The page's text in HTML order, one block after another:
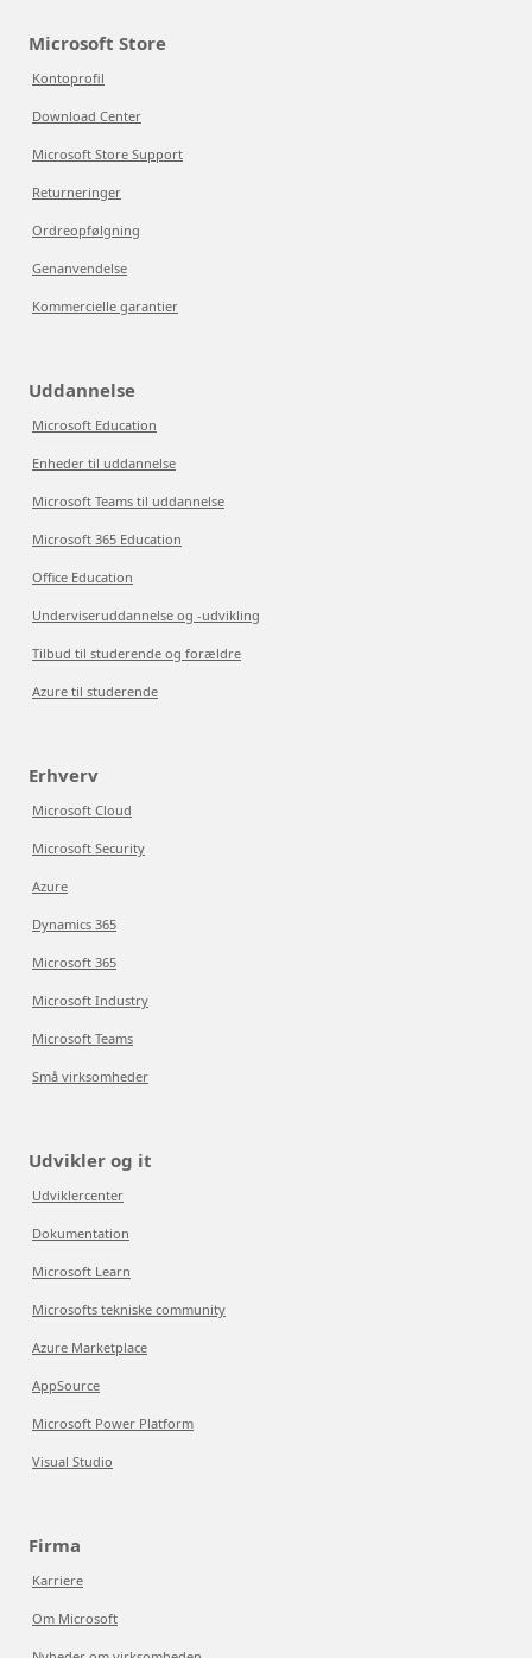
Microsoft Store
Kontoprofil
Download Center
Microsoft Store Support
Returneringer
Ordreopfølgning
Genanvendelse
Kommercielle garantier
Uddannelse
Microsoft Education
Enheder til uddannelse
Microsoft Teams til uddannelse
Microsoft 365 Education
Office Education
Underviseruddannelse og -udvikling
Tilbud til studerende og forældre
Azure til studerende
Erhverv
Microsoft Cloud
Microsoft Security
Azure
Dynamics 365
Microsoft 365
Microsoft Industry
Microsoft Teams
Små virksomheder
Udvikler og it
Udviklercenter
Dokumentation
Microsoft Learn
Microsofts tekniske community
Azure Marketplace
AppSource
Microsoft Power Platform
Visual Studio
Firma
Karriere
Om Microsoft